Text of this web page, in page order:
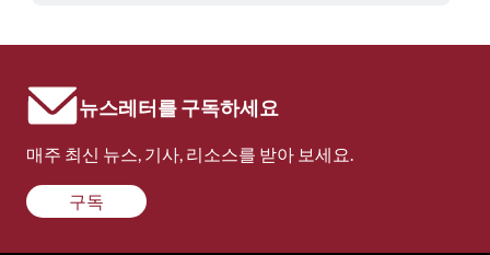
뉴스레터를 구독하세요
매주 최신 뉴스, 기사, 리소스를 받아 보세요.
구독